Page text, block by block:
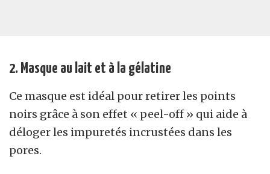
2. Masque au lait et à la gélatine
Ce masque est idéal pour retirer les points
noirs grâce à son effet « peel-off » qui aide à
déloger les impuretés incrustées dans les
pores.